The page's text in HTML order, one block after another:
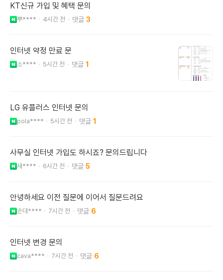
KT신규 가입 및 혜택 문의
뿌**** 4시간 전 3
인터넷 약정 만료 문
소**** 5시간 전 1
LG 유플러스 인터넷 문의
pola**** 5시간 전 1
사무실 인터넷 가입도 하시죠? 문의드립니다
새**** 6시간 전 5
안녕하세요 이전 질문에 이어서 질문드려요
순대**** 7시간 전 6
인터넷 변경 문의
cava**** 7시간 전 6